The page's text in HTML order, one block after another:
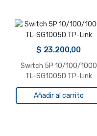
$ 23.200,00
Switch 5P 10/100/1000
TL-SG1005D TP-Link
Añadir al carrito